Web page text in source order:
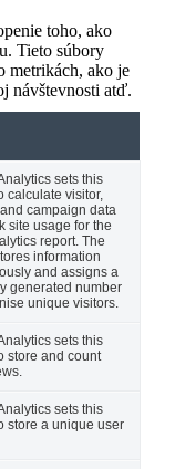
toho, ako
Tieto súbory
metrikách, ako je
návštevnosti atď.
sets this
calculate visitor,
campaign data
site usage for the
report. The
information
and assigns a
generated number
unique visitors.
sets this
store and count
sets this
store a unique user